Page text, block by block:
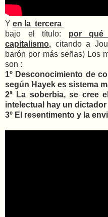
Y en la tercera
bajo el título: por qué
capitalismo, citando a
barón por más señas) Los
son :
1º Desconocimiento de
según Hayek es sistema
2ª La soberbia, se cree
intelectual hay un
3º El resentimento y la